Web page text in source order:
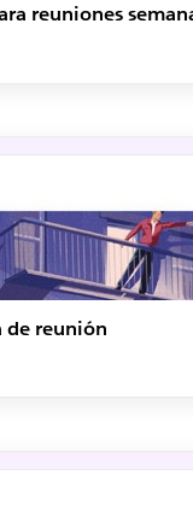
reuniones
de reunión